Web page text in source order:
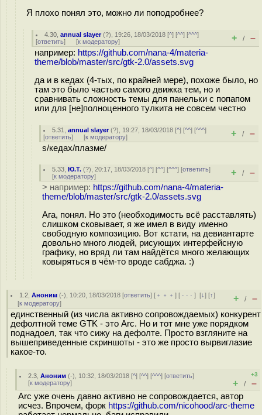
Я плохо понял это, можно ли поподробнее?
4.30 ,annual slayer(?), 19:26, 18/03/2018 [^] [^^] [^^^]
[ответить] [к модератору] + / –
например: https://github.com/nana-4/materia-
theme/blob/master/src/gtk-2.0/assets.svg
да и в кедах (4-тых, по крайней мере), похоже было, но
там это было частью самого движка тем, но и
сравнивать сложность темы для панельки с попапом
или для [не]полноценного тулкита не совсем честно
5.31 ,annual slayer(?), 19:27, 18/03/2018 [^] [^^] [^^^]
[ответить] [к модератору] + / –
s/кедах/плазме/
5.33 ,Ю.Т. (?), 20:17, 18/03/2018 [^] [^^] [^^^] [ответить]
[к модератору] + / –
> например: https://github.com/nana-4/materia-
theme/blob/master/src/gtk-2.0/assets.svg
Ага, понял. Но это (необходимость всё расставлять)
слишком сковывает, я же имел в виду именно
свободную композицию. Вот кстати, на девиантарте
довольно много людей, рисующих интерфейсную
графику, но вряд ли там найдётся много желающих
ковыряться в чём-то вроде сабджа. :)
1.2 ,Аноним (-), 10:20, 18/03/2018 [ответить] [ ﹢﹢﹢] [ · · ·][↓] [↑]
[к модератору] + / –
единственный (из числа активно сопровождаемых) конкурент
дефолтной теме GTK - это Arc. Но и тот мне уже порядком
поднадоел, так что сижу на дефолте. Просто взгляните на
вышеприведенные скриншоты - это же просто вырвиглазие
какое-то.
2.3 ,Аноним (-), 10:32, 18/03/2018 [^] [^^] [^^^] [ответить]
[к модератору]
+3
+ / –
Arc уже очень давно активно не сопровождается, автор
исчез. Впрочем, форк https://github.com/nicohood/arc-theme